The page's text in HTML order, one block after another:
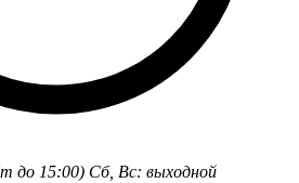
до 15:00) Сб, Вс: выходной